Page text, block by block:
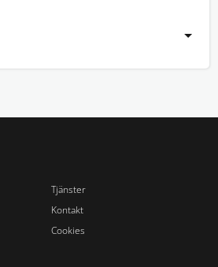
Tjänster
Kontakt
Cookies